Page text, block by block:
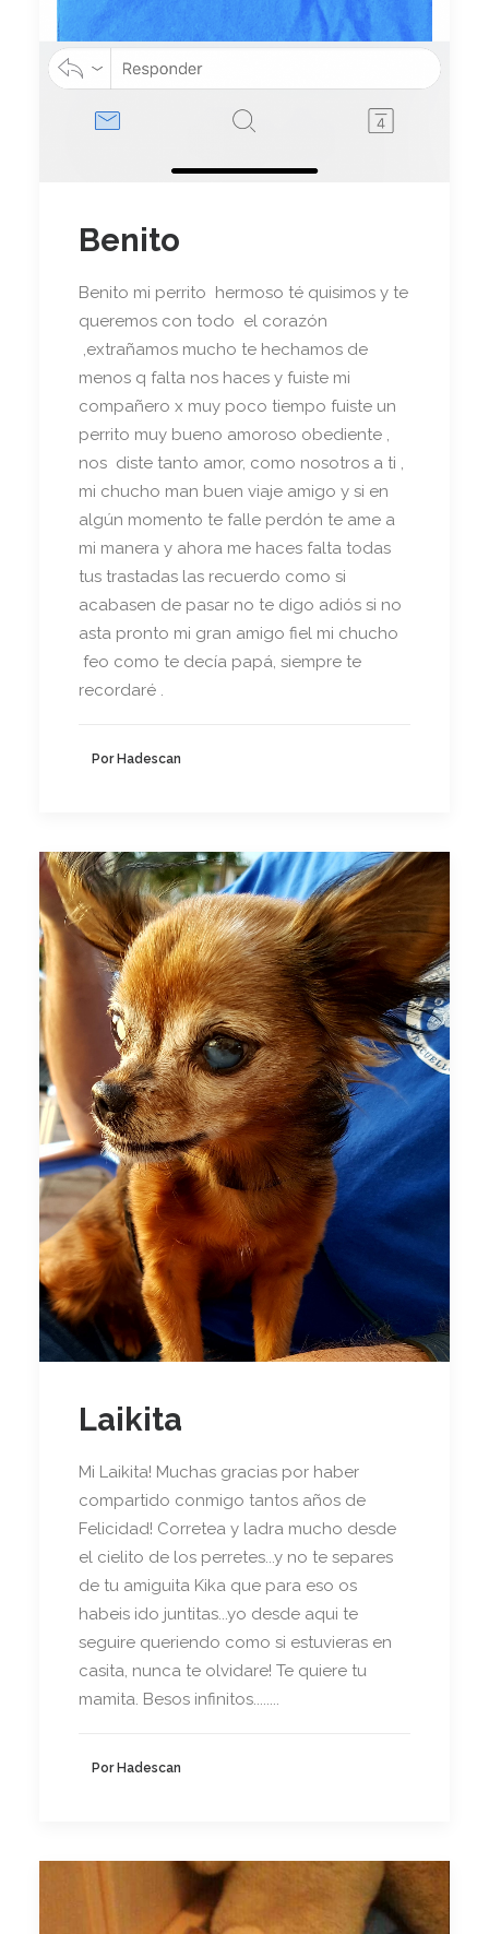
Benito
Benito mi perrito hermoso té quisimos y te
queremos con todo el corazón
,extrañamos mucho te hechamos de
menos q falta nos haces y fuiste mi
compañero x muy poco tiempo fuiste un
perrito muy bueno amoroso obediente ,
nos diste tanto amor, como nosotros a ti ,
mi chucho man buen viaje amigo y si en
algún momento te falle perdón te ame a
mi manera y ahora me haces falta todas
tus trastadas las recuerdo como si
acabasen de pasar no te digo adiós si no
asta pronto mi gran amigo fiel mi chucho
feo como te decía papá, siempre te
recordaré .
Por Hadescan
Laikita
Mi Laikita! Muchas gracias por haber
compartido conmigo tantos años de
Felicidad! Corretea y ladra mucho desde
el cielito de los perretes...y no te separes
de tu amiguita Kika que para eso os
habeis ido juntitas...yo desde aqui te
seguire queriendo como si estuvieras en
casita, nunca te olvidare! Te quiere tu
mamita. Besos infinitos........
Por Hadescan